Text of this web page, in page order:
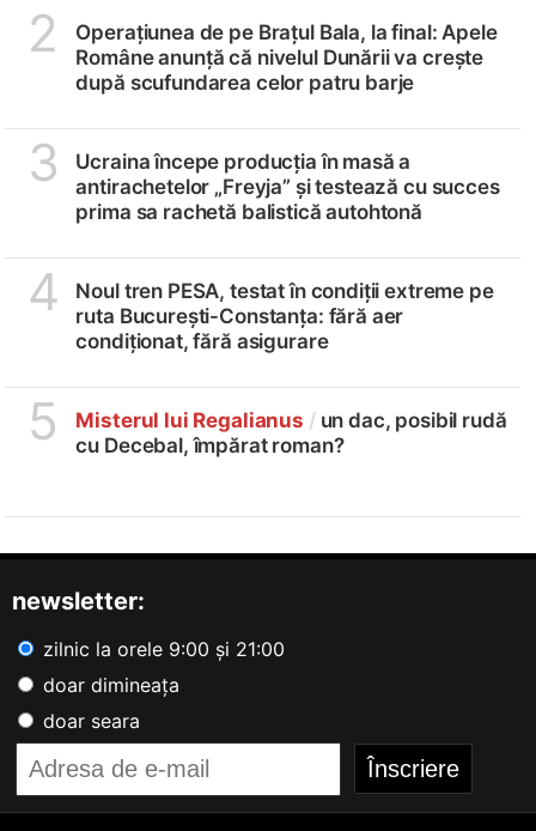
2
Operațiunea de pe Brațul Bala, la final: Apele
Române anunță că nivelul Dunării va crește
după scufundarea celor patru barje
3
Ucraina începe producția în masă a
antirachetelor „Freyja” și testează cu succes
prima sa rachetă balistică autohtonă
4
Noul tren PESA, testat în condiții extreme pe
ruta București-Constanța: fără aer
condiționat, fără asigurare
5 Misterul lui Regalianus /un dac, posibil rudă
cu Decebal, împărat roman?
newsletter:
zilnic la orele 9:00 și 21:00
doar dimineața
doar seara